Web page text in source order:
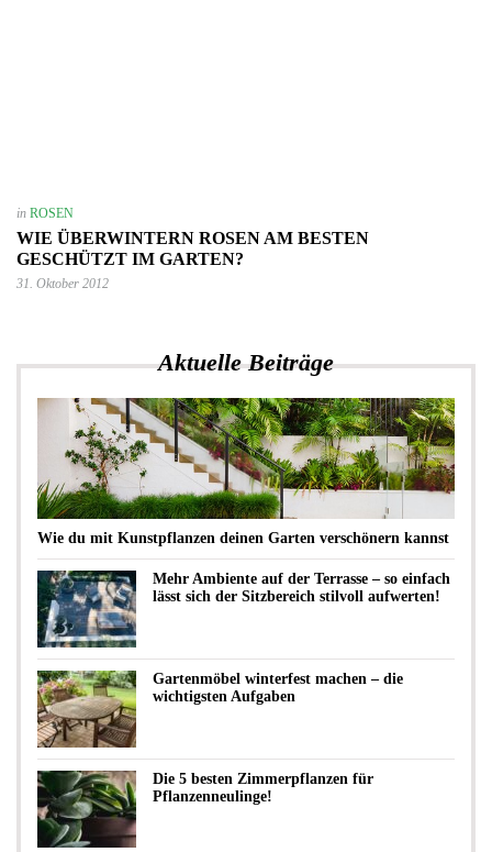
in ROSEN
WIE ÜBERWINTERN ROSEN AM BESTEN
GESCHÜTZT IM GARTEN?
31. Oktober 2012
Aktuelle Beiträge
Wie du mit Kunstpflanzen deinen Garten verschönern kannst
Mehr Ambiente auf der Terrasse – so einfach
lässt sich der Sitzbereich stilvoll aufwerten!
Gartenmöbel winterfest machen – die
wichtigsten Aufgaben
Die 5 besten Zimmerpflanzen für
Pflanzenneulinge!